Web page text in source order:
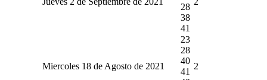
28
38
41
Miercoles 18 de Agosto de 2021
23
28
40
41
2